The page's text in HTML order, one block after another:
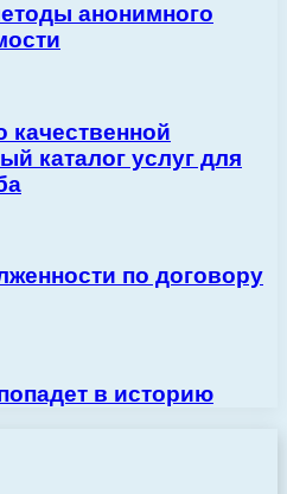
анонимного
качественной
каталог услуг для
по договору
в историю